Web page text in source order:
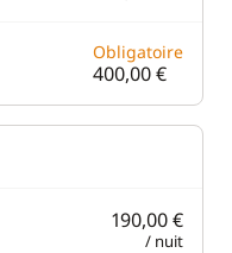
Obligatoire
400,00 €
190,00 €
/ nuit